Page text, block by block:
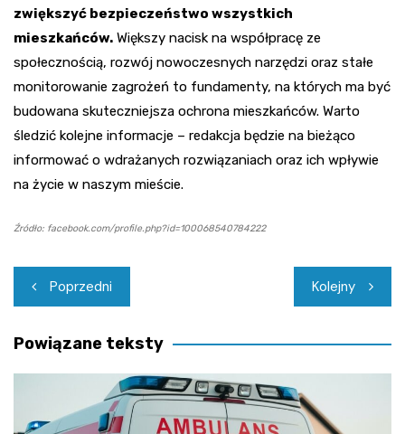
zwiększyć bezpieczeństwo wszystkich
mieszkańców. Większy nacisk na współpracę ze
społecznością, rozwój nowoczesnych narzędzi oraz stałe
monitorowanie zagrożeń to fundamenty, na których ma być
budowana skuteczniejsza ochrona mieszkańców. Warto
śledzić kolejne informacje – redakcja będzie na bieżąco
informować o wdrażanych rozwiązaniach oraz ich wpływie
na życie w naszym mieście.
Źródło: facebook.com/profile.php?id=100068540784222
Nawigacja
wpisu
Poprzedni Kolejny
Powiązane teksty